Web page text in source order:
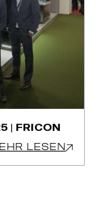
| FRICON
LESEN